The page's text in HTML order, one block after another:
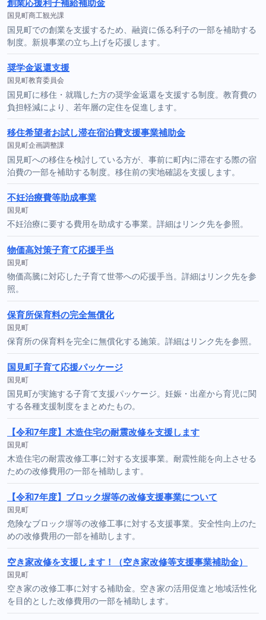
創業応援利子補給補助金
国見町商工観光課
国見町での創業を支援するため、融資に係る利子の一部を補助する
制度。新規事業の立ち上げを応援します。
奨学金返還支援
国見町教育委員会
国見町に移住・就職した方の奨学金返還を支援する制度。教育費の
負担軽減により、若年層の定住を促進します。
移住希望者お試し滞在宿泊費支援事業補助金
国見町企画調整課
国見町への移住を検討している方が、事前に町内に滞在する際の宿
泊費の一部を補助する制度。移住前の実地確認を支援します。
不妊治療費等助成事業
国見町
不妊治療に要する費用を助成する事業。詳細はリンク先を参照。
物価高対策子育て応援手当
国見町
物価高騰に対応した子育て世帯への応援手当。詳細はリンク先を参
照。
保育所保育料の完全無償化
国見町
保育所の保育料を完全に無償化する施策。詳細はリンク先を参照。
国見町子育て応援パッケージ
国見町
国見町が実施する子育て支援パッケージ。妊娠・出産から育児に関
する各種支援制度をまとめたもの。
【令和7年度】木造住宅の耐震改修を支援します
国見町
木造住宅の耐震改修工事に対する支援事業。耐震性能を向上させる
ための改修費用の一部を補助します。
【令和7年度】ブロック塀等の改修支援事業について
国見町
危険なブロック塀等の改修工事に対する支援事業。安全性向上のた
めの改修費用の一部を補助します。
空き家改修を支援します！（空き家改修等支援事業補助金）
国見町
空き家の改修工事に対する補助金。空き家の活用促進と地域活性化
を目的とした改修費用の一部を補助します。